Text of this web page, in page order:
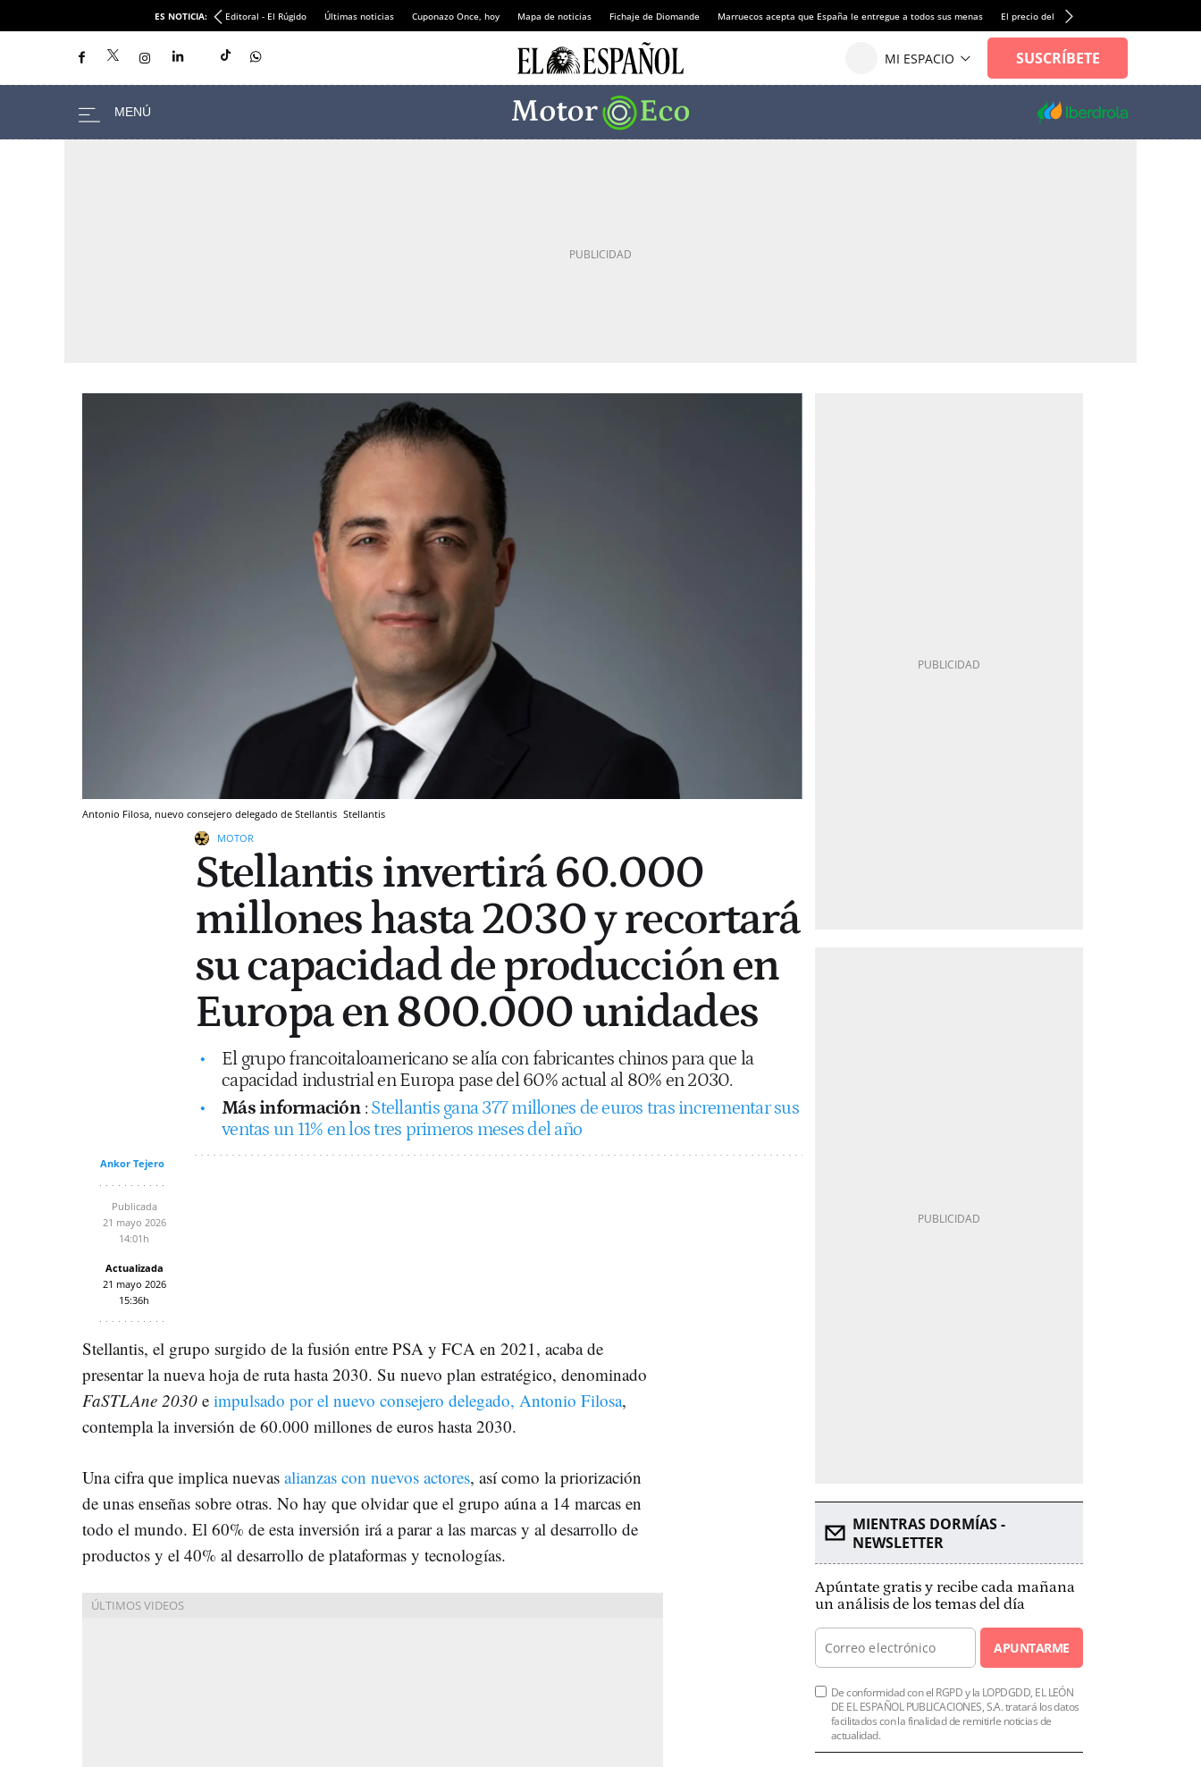
ES NOTICIA: Editoral - El Rúgido Últimas noticias Cuponazo Once, hoy Mapa de noticias Fichaje de Diomande Marruecos acepta que España le entregue a todos sus menas El precio del alquiler de vivienda baja por
Antonio Filosa, nuevo consejero delegado de Stellantis Stellantis
MOTOR
Stellantis invertirá 60.000
millones hasta 2030 y recortará
su capacidad de producción en
Europa en 800.000 unidades
El grupo francoitaloamericano se alía con fabricantes chinos para que la
capacidad industrial en Europa pase del 60% actual al 80% en 2030.
Más información : Stellantis gana 377 millones de euros tras incrementar sus
ventas un 11% en los tres primeros meses del año
Ankor Tejero
Publicada
21 mayo 2026
14:01h
Actualizada
21 mayo 2026
15:36h
Stellantis, el grupo surgido de la fusión entre PSA y FCA en 2021, acaba de
presentar la nueva hoja de ruta hasta 2030. Su nuevo plan estratégico, denominado
FaSTLAne 2030 e impulsado por el nuevo consejero delegado, Antonio Filosa,
contempla la inversión de 60.000 millones de euros hasta 2030.
Una cifra que implica nuevas alianzas con nuevos actores, así como la priorización
de unas enseñas sobre otras. No hay que olvidar que el grupo aúna a 14 marcas en
todo el mundo. El 60% de esta inversión irá a parar a las marcas y al desarrollo de
productos y el 40% al desarrollo de plataformas y tecnologías.
MIENTRAS DORMÍAS -
NEWSLETTER
Apúntate gratis y recibe cada mañana
un análisis de los temas del día
APUNTARME
De conformidad con el RGPD y la LOPDGDD, EL LEÓN
DE EL ESPAÑOL PUBLICACIONES, S.A. tratará los datos
facilitados con la finalidad de remitirle noticias de
actualidad.